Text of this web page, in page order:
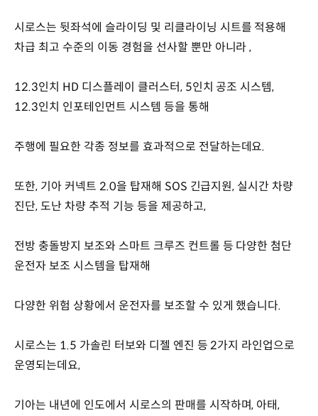
시로스는 뒷좌석에 슬라이딩 및 리클라이닝 시트를 적용해
차급 최고 수준의 이동 경험을 선사할 뿐만 아니라 ,
12.3인치 HD 디스플레이 클러스터, 5인치 공조 시스템,
12.3인치 인포테인먼트 시스템 등을 통해
주행에 필요한 각종 정보를 효과적으로 전달하는데요.
또한, 기아 커넥트 2.0을 탑재해 SOS 긴급지원, 실시간 차량
진단, 도난 차량 추적 기능 등을 제공하고,
전방 충돌방지 보조와 스마트 크루즈 컨트롤 등 다양한 첨단
운전자 보조 시스템을 탑재해
다양한 위험 상황에서 운전자를 보조할 수 있게 했습니다.
시로스는 1.5 가솔린 터보와 디젤 엔진 등 2가지 라인업으로
운영되는데요,
기아는 내년에 인도에서 시로스의 판매를 시작하며, 아태,